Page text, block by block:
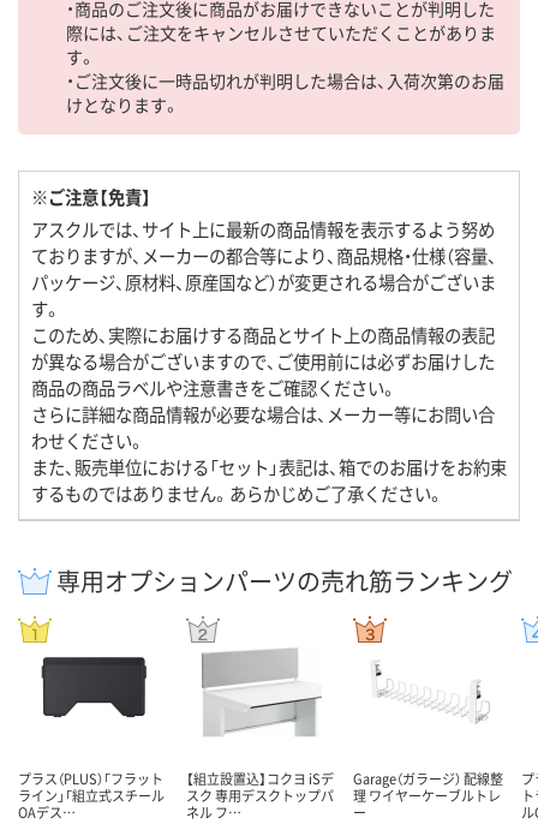
・商品のご注文後に商品がお届けできないことが判明した
際には、ご注文をキャンセルさせていただくことがありま
す。
・ご注文後に一時品切れが判明した場合は、入荷次第のお届
けとなります。
※ご注意【免責】
アスクルでは、サイト上に最新の商品情報を表示するよう努め
ておりますが、メーカーの都合等により、商品規格・仕様（容量、
パッケージ、原材料、原産国など）が変更される場合がございま
す。
このため、実際にお届けする商品とサイト上の商品情報の表記
が異なる場合がございますので、ご使用前には必ずお届けした
商品の商品ラベルや注意書きをご確認ください。
さらに詳細な商品情報が必要な場合は、メーカー等にお問い合
わせください。
また、販売単位における「セット」表記は、箱でのお届けをお約束
するものではありません。あらかじめご了承ください。
専用オプションパーツの売れ筋ランキング
プラス（PLUS）「フラット
ライン」「組立式スチール
OAデス…
【組立設置込】コクヨ iSデ
スク 専用デスクトップパ
ネル フ…
Garage（ガラージ） 配線整
理 ワイヤーケーブルトレ
ー